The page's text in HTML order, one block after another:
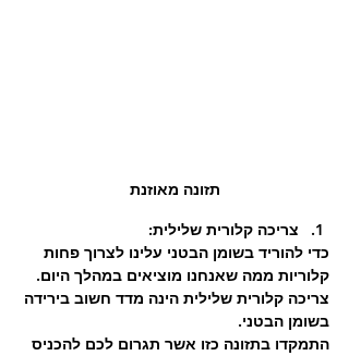
תזונה מאוזנת
צריכה קלורית שלילית:
כדי להוריד בשומן הבטני עלינו לצרוך פחות
קלוריות ממה שאנחנו מוציאים במהלך היום.
צריכה קלורית שלילית הינה מדד חשוב בירידה
בשומן הבטני.
התמקדו בתזונה כזו אשר תגרום לכם להכניס